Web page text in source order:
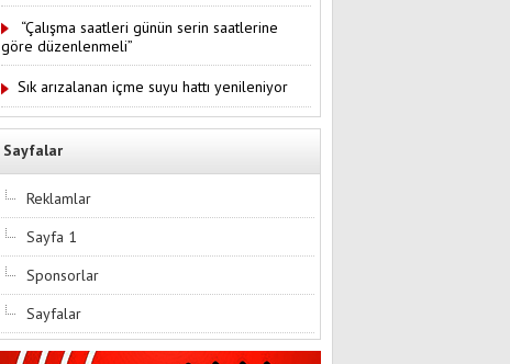
“Çalışma saatleri günün serin saatlerine
göre düzenlenmeli”
Sık arızalanan içme suyu hattı yenileniyor
Sayfalar
Reklamlar
Sayfa 1
Sponsorlar
Sayfalar